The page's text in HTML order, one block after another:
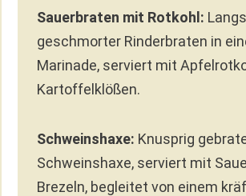
Sauerbraten mit Rotkohl:
geschmorter Rinderbraten in
Marinade, serviert mit
Kartoffelklößen.
Schweinshaxe: Knusprig
Schweinshaxe, serviert mit
Brezeln, begleitet von einem